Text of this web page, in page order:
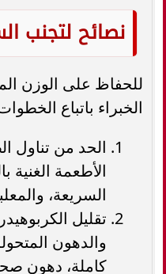
نصائح لتجنب
للحفاظ على الوزن
الخبراء باتباع
الحد من تناول
الأطعمة الغنية
السريعة،
تقليل
والدهون
كاملة، دهون